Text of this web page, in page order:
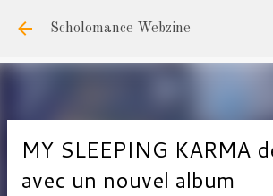
Accéder au contenu
Scholomance Webzine
MY SLEEPING KARMA
avec un nouvel album